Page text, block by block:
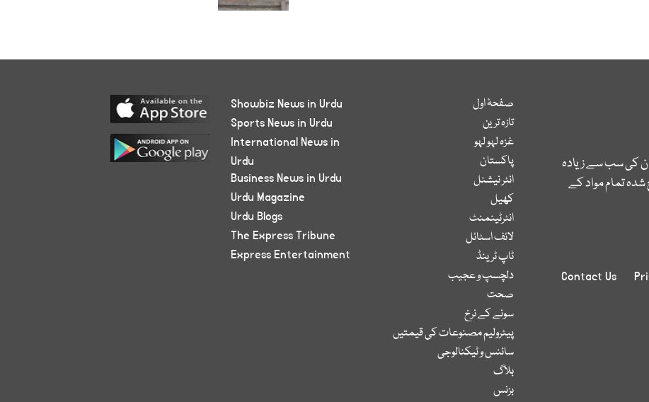
کی سب سے زیادہ
تمام مواد کے
Contact Us
صفحۂ اول
تازہ ترین
غزہ لہو لہو
پاکستان
انٹر نیشنل
کھیل
انٹرٹینمنٹ
لائف اسٹائل
ٹاپ ٹرینڈ
دلچسپ و عجیب
صحت
سونے کے نرخ
پیٹرولیم مصنوعات کی قیمتیں
سائنس و ٹیکنالوجی
بلاگ
بزنس
Showbiz News in Urdu
Sports News in Urdu
International News in
Urdu
Business News in Urdu
Urdu Magazine
Urdu Blogs
The Express Tribune
Express Entertainment